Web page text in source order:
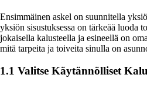
Ensimmäinen askel on suunnitella
yksiön sisustuksessa on tärkeää luoda
jokaisella kalusteella ja esineellä on
mitä tarpeita ja toiveita sinulla on
1.1 Valitse Käytännölliset